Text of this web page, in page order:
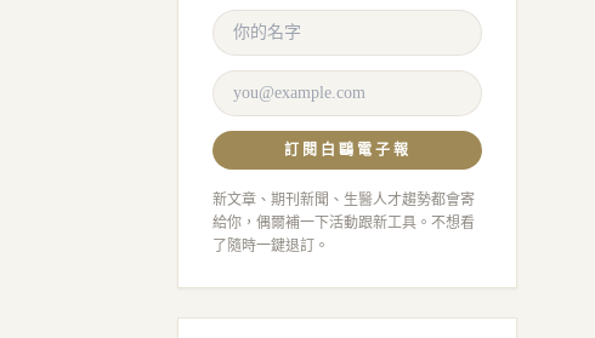
訂閱白鷗電子報
新文章、期刊新聞、生醫人才趨勢都會寄
給你，偶爾補一下活動跟新工具。不想看
了隨時一鍵退訂。